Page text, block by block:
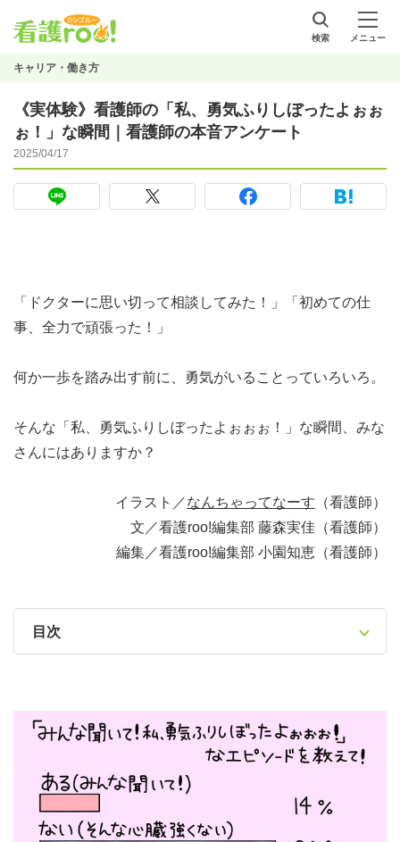
検索 メニュー
キャリア・働き方
《実体験》看護師の「私、勇気ふりしぼったよぉぉ
ぉ！」な瞬間｜看護師の本音アンケート
2025/04/17
「ドクターに思い切って相談してみた！」「初めての仕
事、全力で頑張った！」
何か一歩を踏み出す前に、勇気がいることっていろいろ。
そんな「私、勇気ふりしぼったよぉぉぉ！」な瞬間、みな
さんにはありますか？
イラスト／なんちゃってなーす （看護師）
文／看護roo!編集部 藤森実佳（看護師）
編集／看護roo!編集部 小園知恵（看護師）
目次